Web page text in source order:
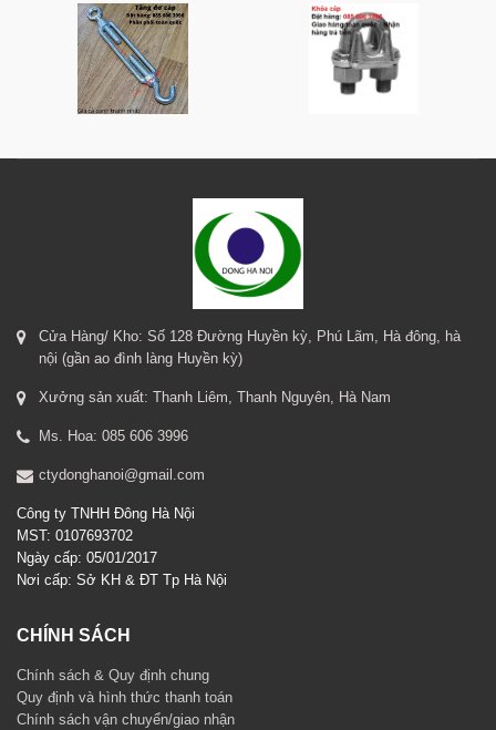
Cửa Hàng/ Kho: Số 128 Đường Huyền kỳ, Phú Lãm, Hà đông, hà
nội (gần ao đình làng Huyền kỳ)
Xưởng sản xuất: Thanh Liêm, Thanh Nguyên, Hà Nam
Ms. Hoa: 085 606 3996
ctydonghanoi@gmail.com
Công ty TNHH Đông Hà Nội
MST: 0107693702
Ngày cấp: 05/01/2017
Nơi cấp: Sở KH & ĐT Tp Hà Nội
CHÍNH SÁCH
Chính sách & Quy định chung
Quy định và hình thức thanh toán
Chính sách vận chuyển/giao nhận